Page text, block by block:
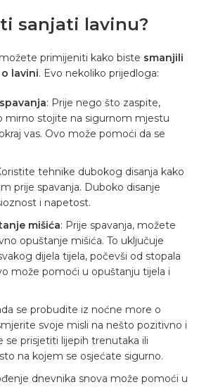
sanjati lavinu?
primijeniti kako biste smanjili
lavini. Evo nekoliko prijedloga:
: Prije nego što zaspite,
mirno stojite na sigurnom mjestu
vas. Ovo može pomoći da se
tehnike dubokog disanja kako
prije spavanja. Duboko disanje
i napetost.
mišića: Prije spavanja, možete
opuštanje mišića. To uključuje
dijela tijela, počevši od stopala
može pomoći u opuštanju tijela i
se probudite iz noćne more o
svoje misli na nešto pozitivno i
se prisjetiti lijepih trenutaka ili
na kojem se osjećate sigurno.
dnevnika snova može pomoći u